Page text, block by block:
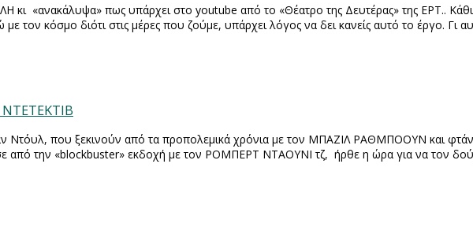
κι «ανακάλυψα» πως υπάρχει στο youtube από το «Θέατρο της Δευτέρας» της ΕΡΤ..
κόσμο διότι στις μέρες που ζούμε, υπάρχει λόγος να δει κανείς αυτό το έργο. Γι
που ξεκινούν από τα προπολεμικά χρόνια με τον ΜΠΑΖΙΛ ΡΑΘΜΠΟΟΥΝ και
από την «blockbuster» εκδοχή με τον ΡΟΜΠΕΡΤ ΝΤΑΟΥΝΙ τζ, ήρθε η ώρα για να τον